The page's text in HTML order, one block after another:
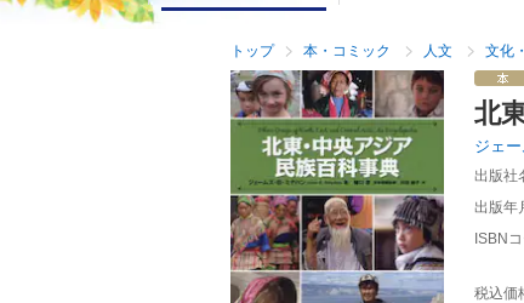
トップ 本・コミック 人文 文化
北
ジェ
出版社
出版年
ISBN
税込価